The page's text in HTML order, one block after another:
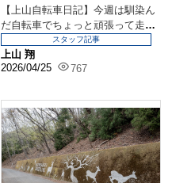
【上山自転車日記】今週は馴染ん
だ自転車でちょっと頑張って走っ
てきました。手助けと...
上山 翔
2026/04/25
767
スタッフ記事